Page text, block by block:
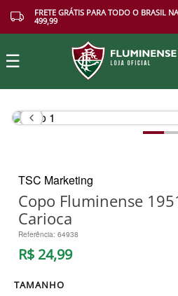
FRETE GRÁTIS PARA TODO O BRASIL
499,99
☰
Buscar
TSC Marketing
Copo Fluminense
Carioca
Referência: 64938
R$ 24,99
TAMANHO